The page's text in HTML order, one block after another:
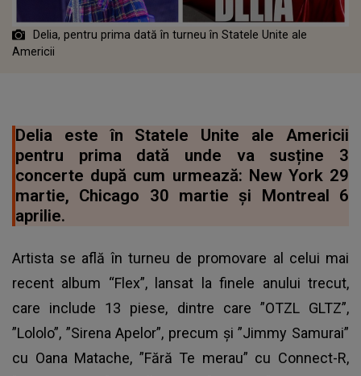
Delia, pentru prima dată în turneu în Statele Unite ale
Americii
Delia este în Statele Unite ale Americii
pentru prima dată unde va susține 3
concerte după cum urmează: New York 29
martie, Chicago 30 martie și Montreal 6
aprilie.
Artista se află în turneu de promovare al celui mai
recent album “Flex”, lansat la finele anului trecut,
care include 13 piese, dintre care ”OTZL GLTZ”,
”Lololo”, ”Sirena Apelor”, precum și ”Jimmy Samurai”
cu Oana Matache, ”Fără Te merau” cu Connect-R,